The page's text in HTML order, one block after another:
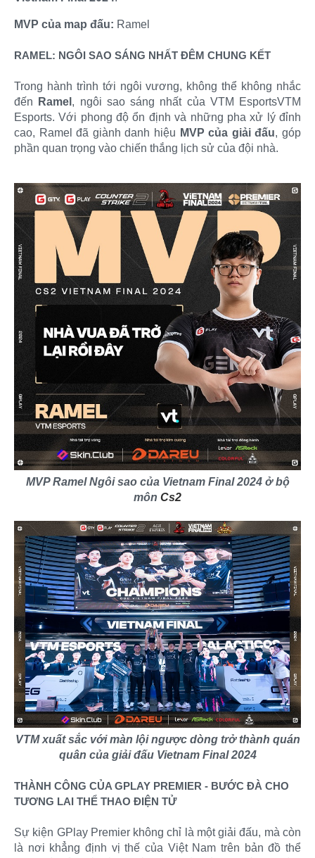
MVP của map đấu: Ramel
RAMEL: NGÔI SAO SÁNG NHẤT ĐÊM CHUNG KẾT
Trong hành trình tới ngôi vương, không thể không nhắc
đến
Ramel , ngôi sao sáng nhất của VTM EsportsVTM
Esports. Với phong độ ổn định và những pha xử lý đỉnh
cao, Ramel đã giành danh hiệu MVP của giải đấu, góp
phần quan trọng vào chiến thắng lịch sử của đội nhà.​
MVP Ramel Ngôi sao của Vietnam Final 2024 ở bộ
môn Cs2
VTM xuất sắc với màn lội ngược dòng trở thành quán
quân của giải đấu Vietnam Final 2024
THÀNH CÔNG CỦA GPLAY PREMIER - BƯỚC ĐÀ CHO
TƯƠNG LAI THỂ THAO ĐIỆN TỬ
Sự kiện GPlay Premier không chỉ là một giải đấu, mà còn
là nơi khẳng định vị thế của Việt Nam trên bản đồ thể